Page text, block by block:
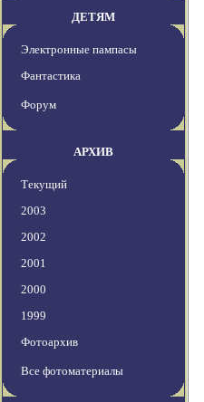
ДЕТЯМ
Электронные пампасы
Фантастика
Форум
АРХИВ
Текущий
2003
2002
2001
2000
1999
Фотоархив
Все фотоматериалы